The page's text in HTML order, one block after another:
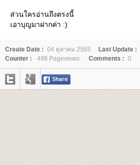
ส่วนใครอ่านถึงตรงนี้
เอาบุญมาฝากค่า :)
Create Date : 04 ตุลาคม 2565 Last Update :
Counter :
498 Pageviews. Comments : 0